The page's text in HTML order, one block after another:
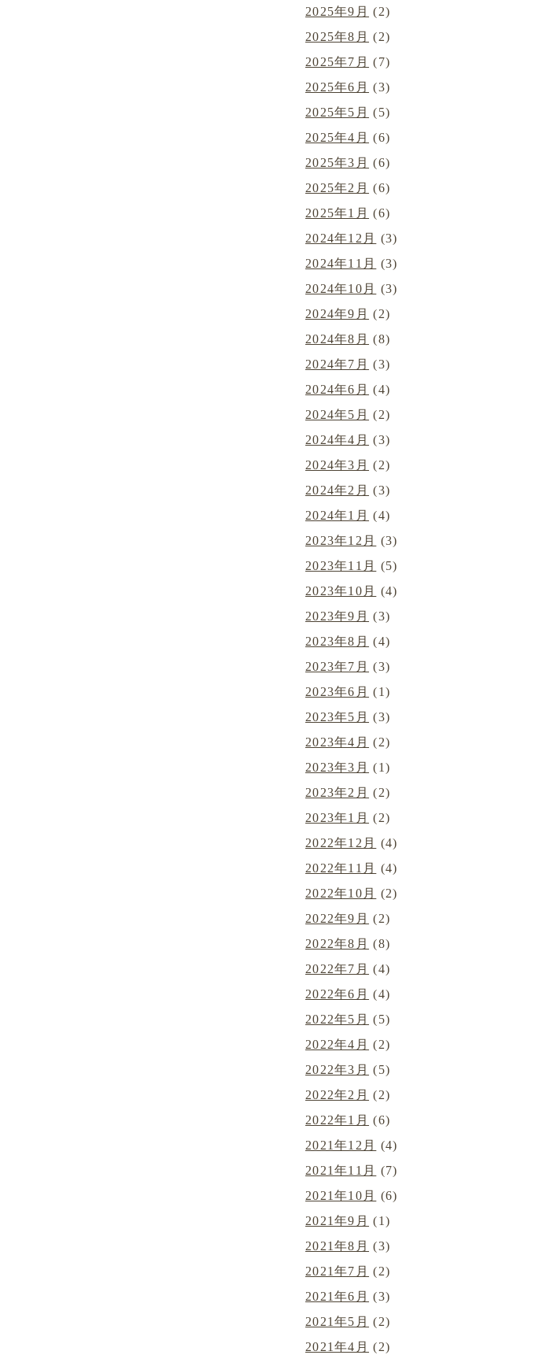
2025年9月 (2)
2025年8月 (2)
2025年7月 (7)
2025年6月 (3)
2025年5月 (5)
2025年4月 (6)
2025年3月 (6)
2025年2月 (6)
2025年1月 (6)
2024年12月
(3)
2024年11月
(3)
2024年10月
(3)
2024年9月 (2)
2024年8月 (8)
2024年7月 (3)
2024年6月 (4)
2024年5月 (2)
2024年4月 (3)
2024年3月 (2)
2024年2月 (3)
2024年1月 (4)
2023年12月
(3)
2023年11月
(5)
2023年10月
(4)
2023年9月 (3)
2023年8月 (4)
2023年7月 (3)
2023年6月 (1)
2023年5月 (3)
2023年4月 (2)
2023年3月 (1)
2023年2月 (2)
2023年1月 (2)
2022年12月
(4)
2022年11月
(4)
2022年10月
(2)
2022年9月 (2)
2022年8月 (8)
2022年7月 (4)
2022年6月 (4)
2022年5月 (5)
2022年4月 (2)
2022年3月 (5)
2022年2月 (2)
2022年1月 (6)
2021年12月
(4)
2021年11月
(7)
2021年10月
(6)
2021年9月 (1)
2021年8月 (3)
2021年7月 (2)
2021年6月 (3)
2021年5月 (2)
2021年4月 (2)